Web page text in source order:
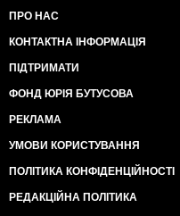
ПРО НАС
КОНТАКТНА ІНФОРМАЦІЯ
ПІДТРИМАТИ
ФОНД ЮРІЯ БУТУСОВА
РЕКЛАМА
УМОВИ КОРИСТУВАННЯ
ПОЛІТИКА КОНФІДЕНЦІЙНОСТІ
РЕДАКЦІЙНА ПОЛІТИКА